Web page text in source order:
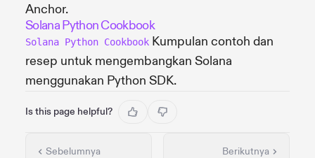
Anchor.
Solana Python Cookbook
Solana Python Cookbook Kumpulan contoh dan
resep untuk mengembangkan Solana
menggunakan Python SDK.
Is this page helpful?
Sebelumnya
Berikutnya